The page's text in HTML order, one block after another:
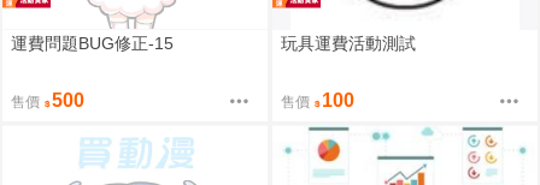
運費問題BUG修正-15
售價 500
玩具運費活動測試
售價 100